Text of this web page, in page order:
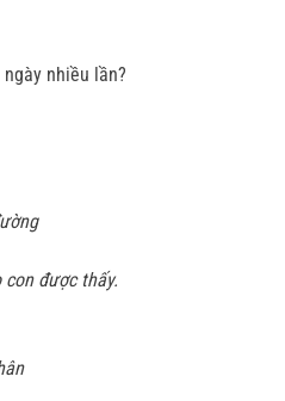
nhiều lần?
được thấy.